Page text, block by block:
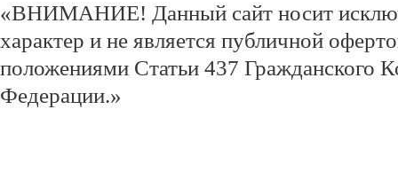
«ВНИМАНИЕ! Данный сайт носит
характер и не является публичной
положениями Статьи 437 Гражданского
Федерации.»